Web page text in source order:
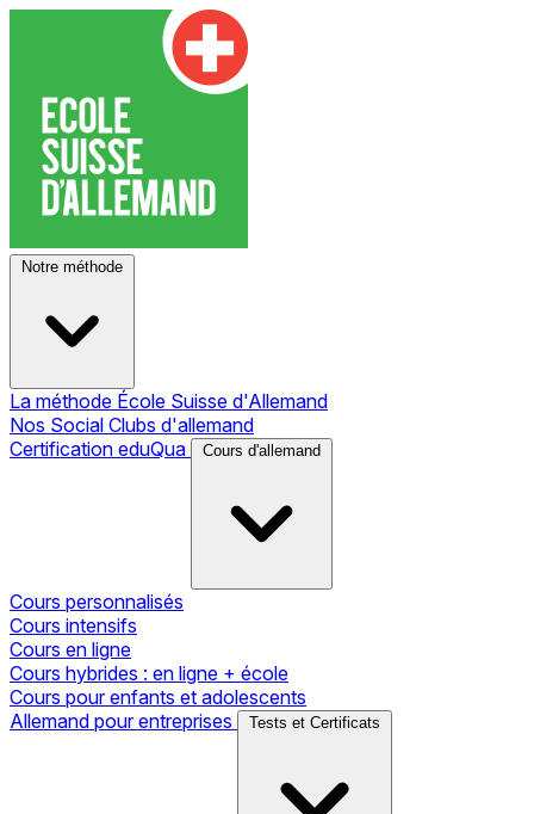
Notre méthode
La méthode École Suisse d'Allemand
Nos Social Clubs d'allemand
Certification eduQua
Cours d'allemand
Cours personnalisés
Cours intensifs
Cours en ligne
Cours hybrides : en ligne + école
Cours pour enfants et adolescents
Allemand pour entreprises
Tests et Certificats